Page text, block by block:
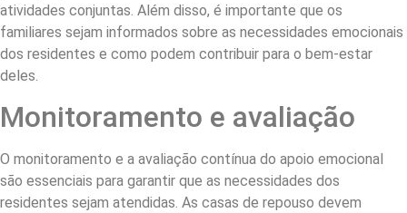
atividades conjuntas. Além disso, é importante que os
familiares sejam informados sobre as necessidades emocionais
dos residentes e como podem contribuir para o bem-estar
deles.
Monitoramento e avaliação
O monitoramento e a avaliação contínua do apoio emocional
são essenciais para garantir que as necessidades dos
residentes sejam atendidas. As casas de repouso devem